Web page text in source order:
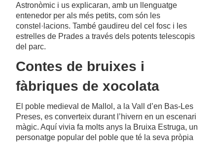
Astronòmic i us explicaran, amb un llenguatge
entenedor per als més petits, com són les
constel·lacions. També gaudireu del cel fosc i les
estrelles de Prades a través dels potents telescopis
del parc.
Contes de bruixes i
fàbriques de xocolata
El poble medieval de Mallol, a la Vall d’en Bas-Les
Preses, es converteix durant l’hivern en un escenari
màgic. Aquí vivia fa molts anys la Bruixa Estruga, un
personatge popular del poble que té la seva pròpia